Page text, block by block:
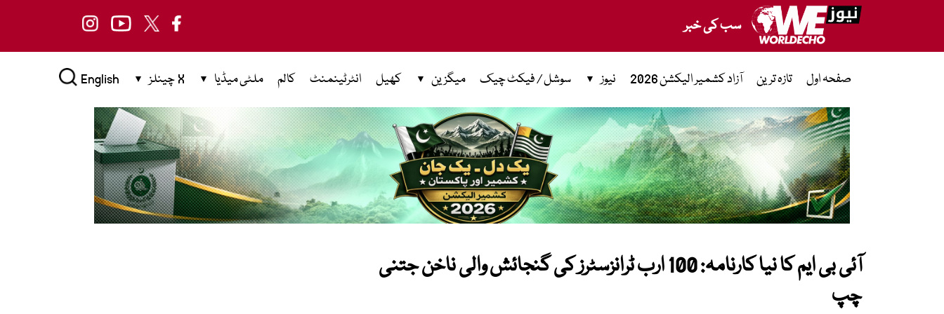
سب کی خبر
صفحہ اول تازہ ترین آزاد کشمیر الیکشن 2026 نیوز سوشل / فیکٹ چیک میگزین کھیل انٹرٹینمنٹ کالم ملٹی میڈیا X چینلز English
آئی بی ایم کا نیا کارنامہ: 100 ارب ٹرانزسٹرز کی گنجائش والی ناخن جتنی
چپ